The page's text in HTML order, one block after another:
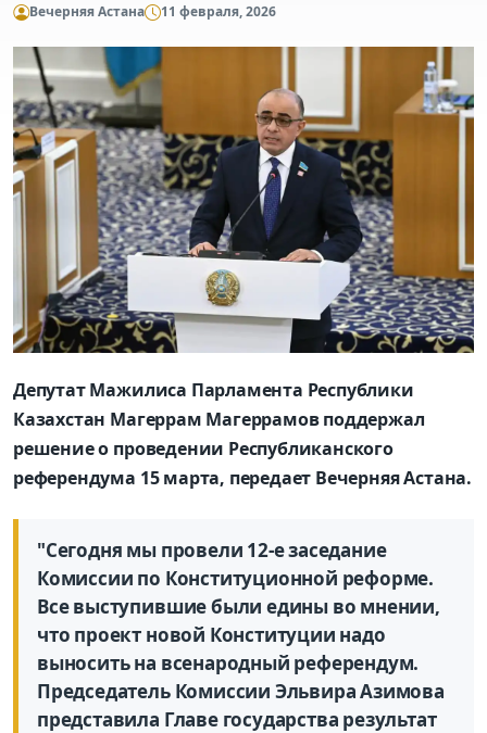
Вечерняя Астана 11 февраля, 2026
Депутат Мажилиса Парламента Республики
Казахстан Магеррам Магеррамов поддержал
решение о проведении Республиканского
референдума 15 марта, передает Вечерняя Астана.
"Сегодня мы провели 12-е заседание
Комиссии по Конституционной реформе.
Все выступившие были едины во мнении,
что проект новой Конституции надо
выносить на всенародный референдум.
Председатель Комиссии Эльвира Азимова
представила Главе государства результат